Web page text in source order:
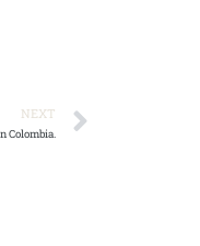
NEXT
Colombia.